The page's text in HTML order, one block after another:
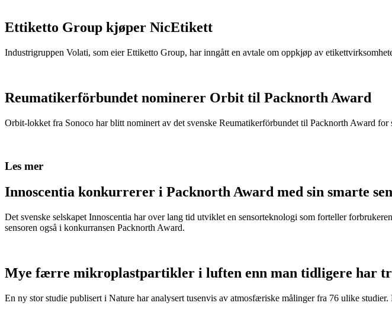
Ettiketto Group kjøper NicEtikett
Industrigruppen Volati, som eier Ettiketto Group, har inngått en avtale om oppkjøp av
Reumatikerförbundet nominerer Orbit til Packnorth Award
Orbit-lokket fra Sonoco har blitt nominert av det svenske Reumatikerförbundet til Packnorth Award for
Les mer
Innoscentia konkurrerer i Packnorth Award med sin smarte
Det svenske selskapet Innoscentia har over lang tid utviklet en sensorteknologi som forteller
sensoren også i konkurransen Packnorth Award.
Mye færre mikroplastpartikler i luften enn man tidligere har
En ny stor studie publisert i Nature har analysert tusenvis av atmosfæriske målinger fra 76 ulike